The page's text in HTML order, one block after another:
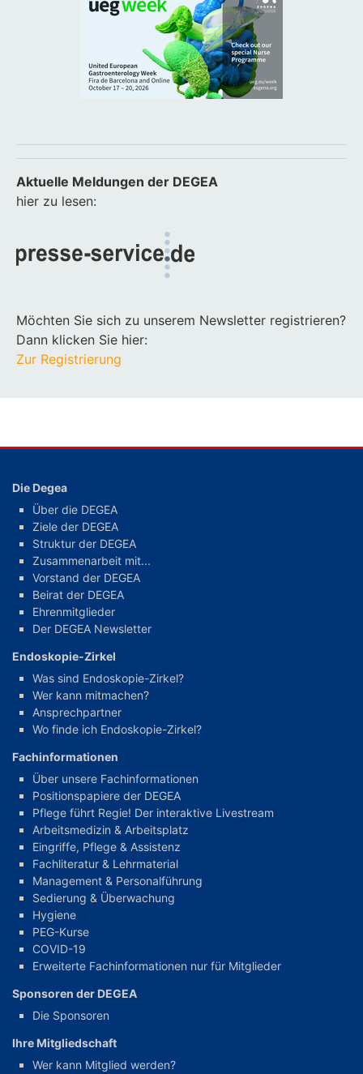
Aktuelle Meldungen der DEGEA
hier zu lesen:
Möchten Sie sich zu unserem Newsletter registrieren?
Dann klicken Sie hier:
Zur Registrierung
Die Degea
Über die DEGEA
Ziele der DEGEA
Struktur der DEGEA
Zusammenarbeit mit...
Vorstand der DEGEA
Beirat der DEGEA
Ehrenmitglieder
Der DEGEA Newsletter
Endoskopie-Zirkel
Was sind Endoskopie-Zirkel?
Wer kann mitmachen?
Ansprechpartner
Wo finde ich Endoskopie-Zirkel?
Fachinformationen
Über unsere Fachinformationen
Positionspapiere der DEGEA
Pflege führt Regie! Der interaktive Livestream
Arbeitsmedizin & Arbeitsplatz
Eingriffe, Pflege & Assistenz
Fachliteratur & Lehrmaterial
Management & Personalführung
Sedierung & Überwachung
Hygiene
PEG-Kurse
COVID-19
Erweiterte Fachinformationen nur für Mitglieder
Sponsoren der DEGEA
Die Sponsoren
Ihre Mitgliedschaft
Wer kann Mitglied werden?